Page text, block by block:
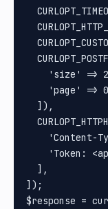
'size' =>
'page' =>
  ]),
'Content-
'Token:
  ],
]);
$response =